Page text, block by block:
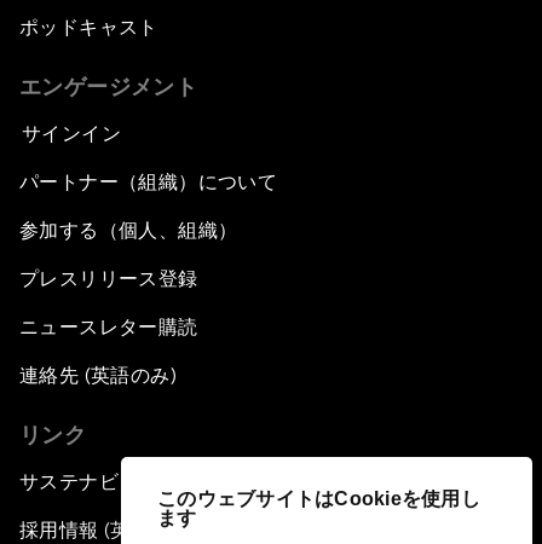
このウェブサイトはCookieを使用し
ます
ポッドキャスト
エンゲージメント
サインイン
パートナー（組織）について
参加する（個人、組織）
プレスリリース登録
ニュースレター購読
連絡先 (英語のみ)
リンク
サステナビリティへの取り組み
採用情報 (英語のみ)